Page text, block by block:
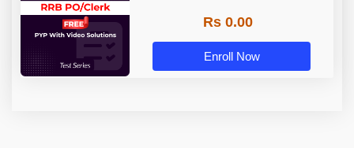
Rs 0.00
Enroll Now